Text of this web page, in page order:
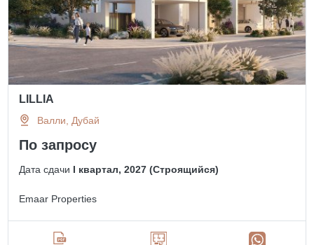
LILLIA
Валли, Дубай
По запросу
Дата сдачи I квартал, 2027 (Строящийся)
Emaar Properties